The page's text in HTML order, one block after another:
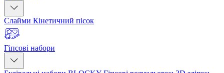
Слайми Кінетичний пісок
Гіпсові набори